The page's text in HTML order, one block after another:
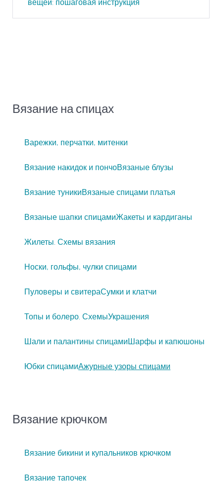
вещей: пошаговая инструкция
Вязание на спицах
Варежки, перчатки, митенки
Вязание накидок и пончоВязаные блузы
Вязание туникиВязаные спицами платья
Вязаные шапки спицамиЖакеты и кардиганы
Жилеты. Схемы вязания
Носки, гольфы, чулки спицами
Пуловеры и свитераСумки и клатчи
Топы и болеро. СхемыУкрашения
Шали и палантины спицамиШарфы и капюшоны
Юбки спицамиАжурные узоры спицами
Вязание крючком
Вязание бикини и купальников крючком
Вязание тапочек